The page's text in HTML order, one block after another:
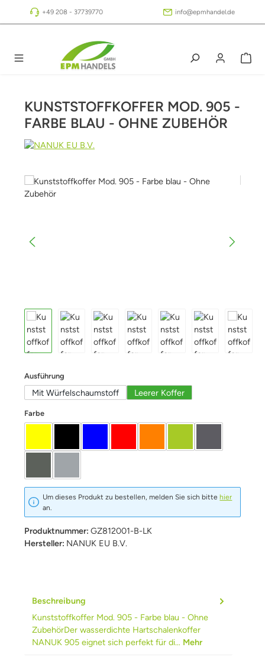
Zum Hauptinhalt springen
+49 208 - 37739770 info@epmhandel.de
KUNSTSTOFFKOFFER MOD. 905 -
FARBE BLAU - OHNE ZUBEHÖR
Bildergalerie überspringen
Ausführung
Mit Würfelschaumstoff Leerer Koffer
Farbeauswählen
Um dieses Produkt zu bestellen, melden Sie sich bittehier
an.
Produktnummer: GZ812001-B-LK
Hersteller: NANUK EU B.V.
Beschreibung
Kunststoffkoffer Mod. 905 - Farbe blau - Ohne
ZubehörDer wasserdichte Hartschalenkoffer
NANUK 905 eignet sich perfekt für di… Mehr